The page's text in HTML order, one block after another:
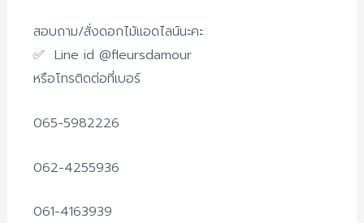
cm
ชิ้น
สอบถาม/สั่งดอกไม้แอดไลน์นะคะ
✅ Line id @fleursdamour
หรือโทรติดต่อที่เบอร์
065-5982226
062-4255936
061-4163939